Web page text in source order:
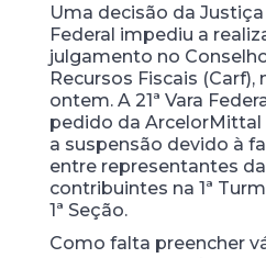
Uma decisão da
Federal impediu a
julgamento no
Recursos Fiscais (Carf),
ontem. A 21ª Vara
pedido da ArcelorMittal
a suspensão devido à
entre representantes
contribuintes na 1ª
1ª Seção.
Como falta preencher